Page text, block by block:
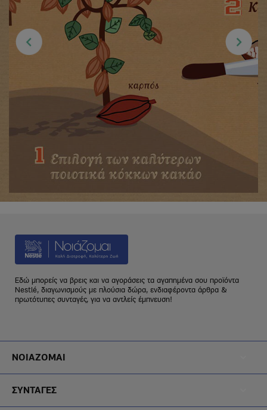
Εδώ μπορείς να βρεις και να αγοράσεις τα αγαπημένα σου προϊόντα
Nestlé, διαγωνισμούς με πλούσια δώρα, ενδιαφέροντα άρθρα &
πρωτότυπες συνταγές, για να αντλείς έμπνευση!
ΝΟΙΑΖΟΜΑΙ
ΣΥΝΤΑΓΕΣ